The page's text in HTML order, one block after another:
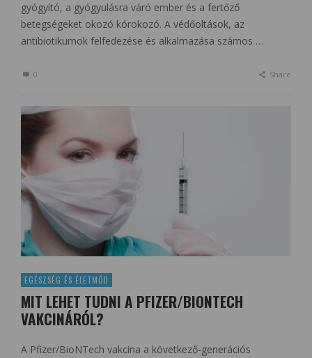
gyógyító, a gyógyulásra váró ember és a fertőző
betegségeket okozó kórokozó. A védőoltások, az
antibiotikumok felfedezése és alkalmazása számos …
0 Share
EGÉSZSÉG ÉS ÉLETMÓD
MIT LEHET TUDNI A PFIZER/BIONTECH
VAKCINÁRÓL?
A Pfizer/BioNTech vakcina a következő-generációs